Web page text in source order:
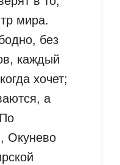
мира.
без
каждый
хочет;
а
Окунево